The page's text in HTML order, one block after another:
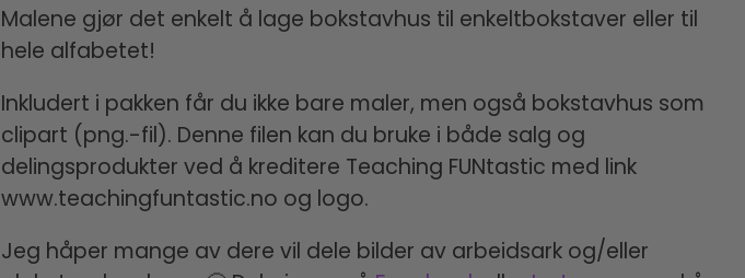
Malene gjør det enkelt å lage bokstavhus til enkeltbokstaver eller til
hele alfabetet!
Inkludert i pakken får du ikke bare maler, men også bokstavhus som
clipart (png.-fil). Denne filen kan du bruke i både salg og
delingsprodukter ved å kreditere Teaching FUNtastic med link
www.teachingfuntastic.no og logo.
Jeg håper mange av dere vil dele bilder av arbeidsark og/eller